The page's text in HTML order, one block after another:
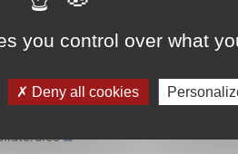
you control over what
Deny all cookies
avec des véhicules n'excédant
avec des véhicules n'excédant